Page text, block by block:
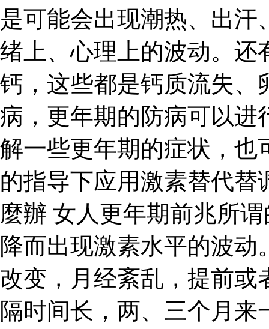
是可能会出现潮热、出
绪上、心理上的波动。还
钙，这些都是钙质流失、
病，更年期的防病可以进
解一些更年期的症状，也
的指导下应用激素替代
麼辦 女人更年期前兆所
降而出现激素水平的波
改变，月经紊乱，提前或
隔时间长，两、三个月